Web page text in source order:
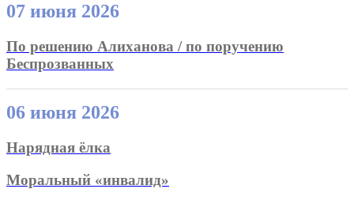
07 июня 2026
По решению Алиханова / по поручению
Беспрозванных
06 июня 2026
Нарядная ёлка
Моральный «инвалид»